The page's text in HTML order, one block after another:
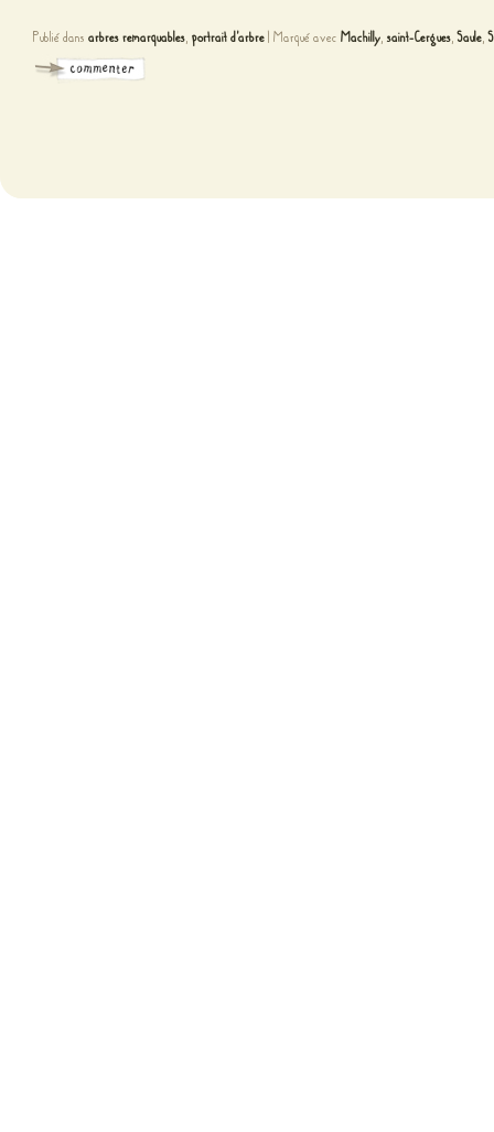
Publié dans arbres remarquables, portrait d'arbre Marqué avec Machilly, saint-Cergues,Saule,